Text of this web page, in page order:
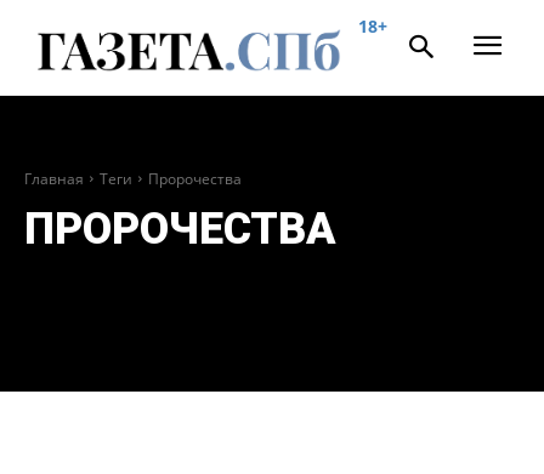
18+
Главная Теги Пророчества
ПРОРОЧЕСТВА